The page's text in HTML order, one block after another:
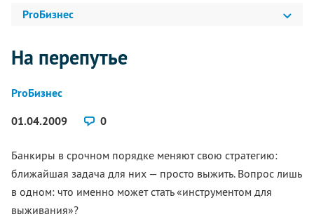
ProБизнес
На перепутье
ProБизнес
01.04.2009
0
Банкиры в срочном порядке меняют свою стратегию:
ближайшая задача для них — просто выжить. Вопрос лишь
в одном: что именно может стать «инструментом для
выживания»?